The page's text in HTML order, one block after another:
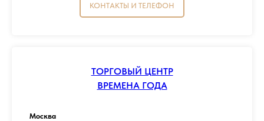
КОНТАКТЫ И ТЕЛЕФОН
ТОРГОВЫЙ ЦЕНТР
ВРЕМЕНА ГОДА
Москва